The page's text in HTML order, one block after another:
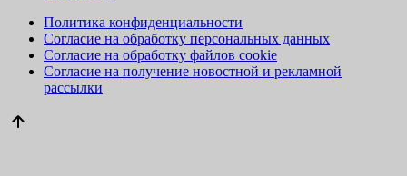
Политика конфиденциальности
Согласие на обработку персональных данных
Согласие на обработку файлов cookie
Согласие на получение новостной и рекламной
рассылки